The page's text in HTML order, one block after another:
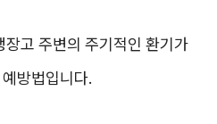
고 주변의 주기적인 환기가
방법입니다.